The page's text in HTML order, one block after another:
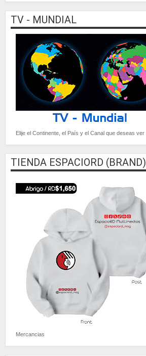
TV - MUNDIAL
Elije el Continente, el País y el Canal que deseas ver
TIENDA ESPACIORD (BRAND)
Mercancias